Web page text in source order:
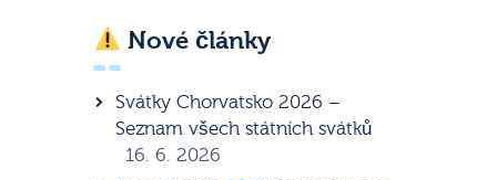
Nové články
Svátky Chorvatsko 2026 –
Seznam všech státních svátků
16. 6. 2026